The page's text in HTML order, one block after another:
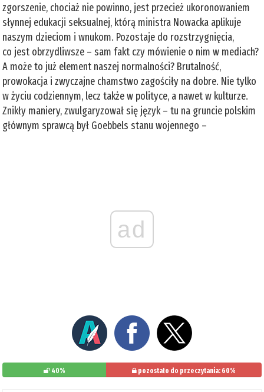
zgorszenie, chociaż nie powinno, jest przecież ukoronowaniem
słynnej edukacji seksualnej, którą ministra Nowacka aplikuje
naszym dzieciom i wnukom. Pozostaje do rozstrzygnięcia,
co jest obrzydliwsze – sam fakt czy mówienie o nim w mediach?
A może to już element naszej normalności? Brutalność,
prowokacja i zwyczajne chamstwo zagościły na dobre. Nie tylko
w życiu codziennym, lecz także w polityce, a nawet w kulturze.
Znikły maniery, zwulgaryzował się język – tu na gruncie polskim
głównym sprawcą był Goebbels stanu wojennego –
ad
40% pozostało do przeczytania: 60%